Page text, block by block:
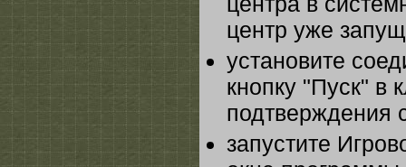
центр уже
установите
кнопку "Пуск" в
подтверждения
запустите